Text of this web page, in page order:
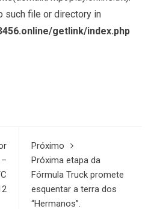
such file or directory in
getlink/index.php
Próximo
Próxima etapa da
Fórmula Truck promete
esquentar a terra dos
“Hermanos”.